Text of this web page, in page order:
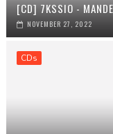
[CD] 7KSSIO -
NOVEMBER 27, 2022
CDs